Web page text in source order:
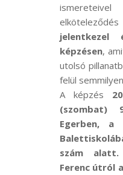
képzésen,
utolsó
felül
A képzés
(szombat)
Egerben, a
szám
Ferenc útról